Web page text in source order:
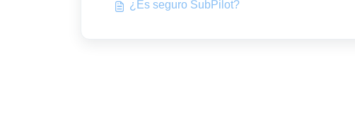
¿Es seguro SubPilot?